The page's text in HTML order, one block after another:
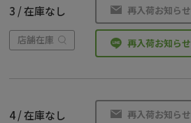
3 / 在庫なし
店舗在庫
再入荷お知らせ
再入荷お知らせ
4 / 在庫なし 再入荷お知らせ